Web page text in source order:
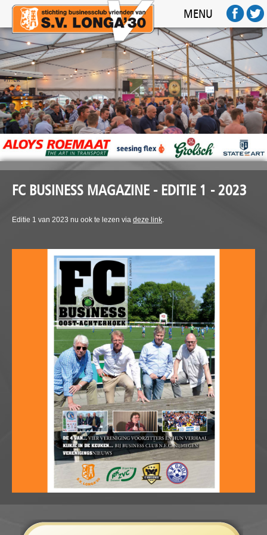
HOME
ACTIVITEITEN
SPONSOREN
FOTO'S
AFTERMOVIE
FC BUSINESS
CONTACT
MENU
FC BUSINESS MAGAZINE - EDITIE 1 - 2023
Editie 1 van 2023 nu ook te lezen via deze link.